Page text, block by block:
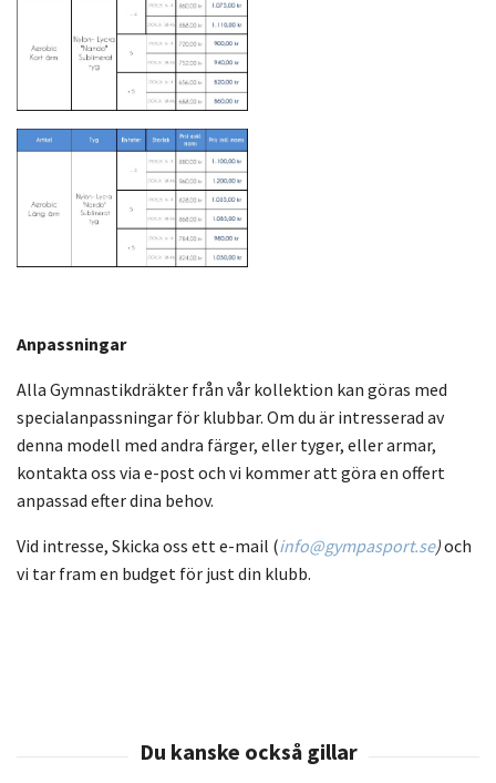
Anpassningar
Alla Gymnastikdräkter från vår kollektion kan göras med
specialanpassningar för klubbar. Om du är intresserad av
denna modell med andra färger, eller tyger, eller armar,
kontakta oss via e-post och vi kommer att göra en offert
anpassad efter dina behov.
Vid intresse, Skicka oss ett e-mail (info@gympasport.se)och
vi tar fram en budget för just din klubb.